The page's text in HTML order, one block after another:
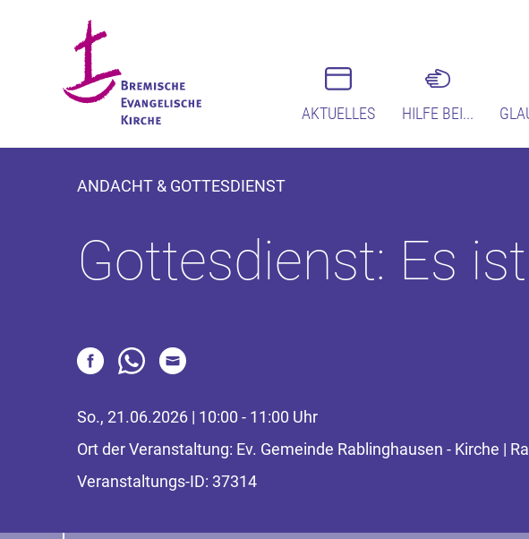
AKTUELLES HILFE BEI...
ANDACHT & GOTTESDIENST
Gottesdienst: Es
So., 21.06.2026 | 10:00 - 11:00 Uhr
Ort der Veranstaltung: Ev. Gemeinde Rablinghausen - Kirche |
Veranstaltungs-ID: 37314